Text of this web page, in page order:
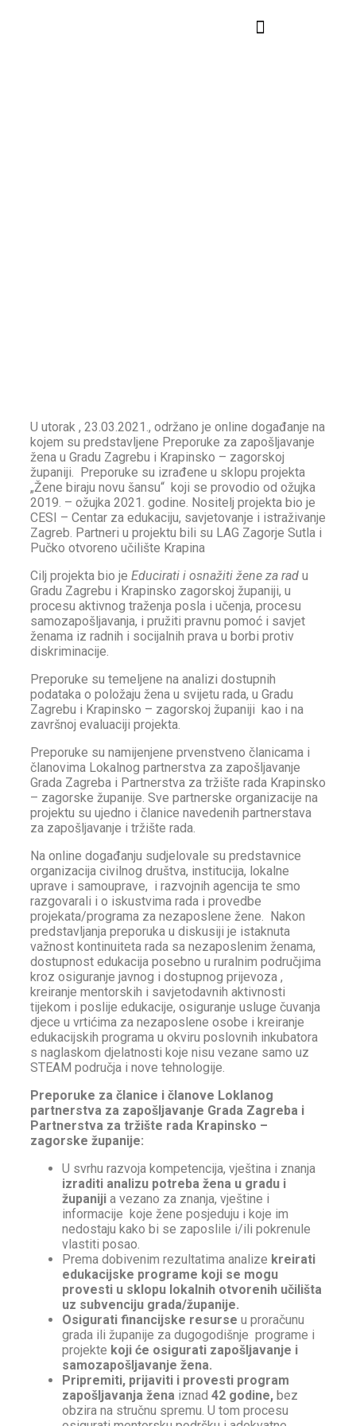
U utorak , 23.03.2021., održano je online događanje na
kojem su predstavljene Preporuke za zapošljavanje
žena u Gradu Zagrebu i Krapinsko – zagorskoj
županiji. Preporuke su izrađene u sklopu projekta
„Žene biraju novu šansu“ koji se provodio od ožujka
2019. – ožujka 2021. godine. Nositelj projekta bio je
CESI – Centar za edukaciju, savjetovanje i istraživanje
Zagreb. Partneri u projektu bili su LAG Zagorje Sutla i
Pučko otvoreno učilište Krapina
Cilj projekta bio je Educirati i osnažiti žene za rad u
Gradu Zagrebu i Krapinsko zagorskoj županiji, u
procesu aktivnog traženja posla i učenja, procesu
samozapošljavanja, i pružiti pravnu pomoć i savjet
ženama iz radnih i socijalnih prava u borbi protiv
diskriminacije.
Preporuke su temeljene na analizi dostupnih
podataka o položaju žena u svijetu rada, u Gradu
Zagrebu i Krapinsko – zagorskoj županiji kao i na
završnoj evaluaciji projekta.
Preporuke su namijenjene prvenstveno članicama i
članovima Lokalnog partnerstva za zapošljavanje
Grada Zagreba i Partnerstva za tržište rada Krapinsko
– zagorske županije. Sve partnerske organizacije na
projektu su ujedno i članice navedenih partnerstava
za zapošljavanje i tržište rada.
Na online događanju sudjelovale su predstavnice
organizacija civilnog društva, institucija, lokalne
uprave i samouprave, i razvojnih agencija te smo
razgovarali i o iskustvima rada i provedbe
projekata/programa za nezaposlene žene. Nakon
predstavljanja preporuka u diskusiji je istaknuta
važnost kontinuiteta rada sa nezaposlenim ženama,
dostupnost edukacija posebno u ruralnim područjima
kroz osiguranje javnog i dostupnog prijevoza ,
kreiranje mentorskih i savjetodavnih aktivnosti
tijekom i poslije edukacije, osiguranje usluge čuvanja
djece u vrtićima za nezaposlene osobe i kreiranje
edukacijskih programa u okviru poslovnih inkubatora
s naglaskom djelatnosti koje nisu vezane samo uz
STEAM područja i nove tehnologije.
Preporuke za članice i članove Loklanog
partnerstva za zapošljavanje Grada Zagreba i
Partnerstva za tržište rada Krapinsko –
zagorske županije:
U svrhu razvoja kompetencija, vještina i znanja
izraditi analizu potreba žena u gradu i
županiji a vezano za znanja, vještine i
informacije koje žene posjeduju i koje im
nedostaju kako bi se zaposlile i/ili pokrenule
vlastiti posao.
Prema dobivenim rezultatima analize kreirati
edukacijske programe koji se mogu
provesti u sklopu lokalnih otvorenih učilišta
uz subvenciju grada/županije.
Osigurati financijske resurse u proračunu
grada ili županije za dugogodišnje programe i
projekte koji će osigurati zapošljavanje i
samozapošljavanje žena.
Pripremiti, prijaviti i provesti program
zapošljavanja žena iznad 42 godine, bez
obzira na stručnu spremu. U tom procesu